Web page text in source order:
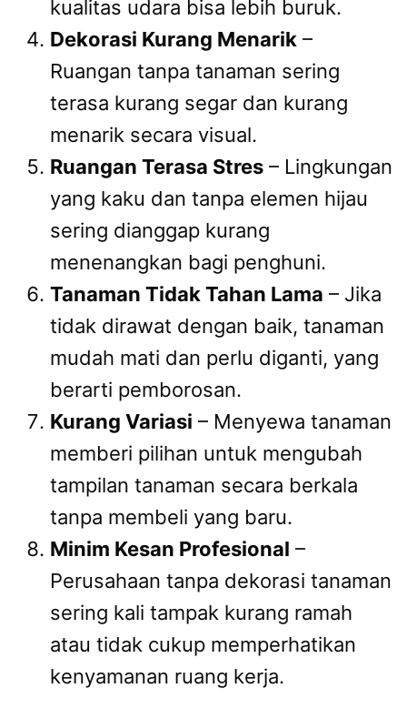
kualitas udara bisa lebih buruk.
Dekorasi Kurang Menarik –
Ruangan tanpa tanaman sering
terasa kurang segar dan kurang
menarik secara visual.
Ruangan Terasa Stres – Lingkungan
yang kaku dan tanpa elemen hijau
sering dianggap kurang
menenangkan bagi penghuni.
Tanaman Tidak Tahan Lama – Jika
tidak dirawat dengan baik, tanaman
mudah mati dan perlu diganti, yang
berarti pemborosan.
Kurang Variasi – Menyewa tanaman
memberi pilihan untuk mengubah
tampilan tanaman secara berkala
tanpa membeli yang baru.
Minim Kesan Profesional –
Perusahaan tanpa dekorasi tanaman
sering kali tampak kurang ramah
atau tidak cukup memperhatikan
kenyamanan ruang kerja.